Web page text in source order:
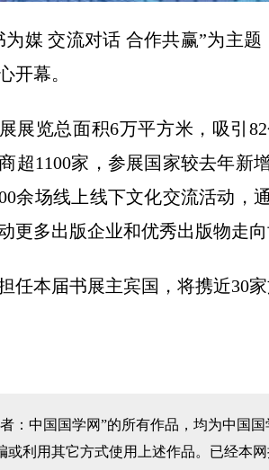
为媒 交流对话 合作共赢”为主
开幕。
展览总面积6万平方米，吸引
超1100家，参展国家较去年新
余场线上线下文化交流活动，
更多出版企业和优秀出版物走向
任本届书展主宾国，将携近30
：中国国学网”的所有作品，均为中国
或利用其它方式使用上述作品。已经本